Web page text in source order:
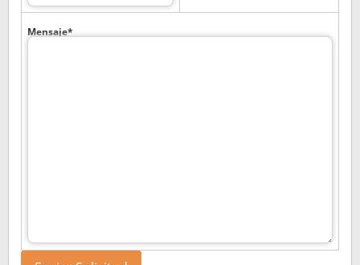
Mensaje*